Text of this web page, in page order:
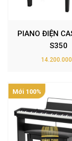
PIANO ĐIỆN
S350
Mới 100%